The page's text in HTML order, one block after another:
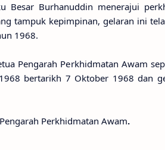
Besar Burhanuddin menerajui
tampuk kepimpinan, gelaran ini
1968.
Pengarah Perkhidmatan Awam
bertarikh 7 Oktober 1968 dan
Perkhidmatan Awam.